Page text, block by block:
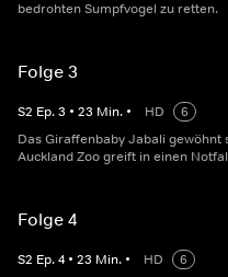
bedrohten Sumpfvogel zu retten.
Folge 3
S2 Ep.3 • 23 Min. • HD
6
Das Giraffenbaby Jabali gewöhnt
Auckland Zoo greift in einen
Folge 4
S2 Ep.4 • 23 Min. • HD
6